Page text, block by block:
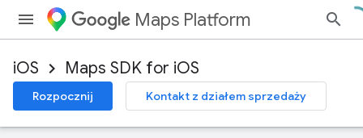
Maps Platform
iOS Maps SDK for iOS
Rozpocznij Kontakt z działem sprzedaży